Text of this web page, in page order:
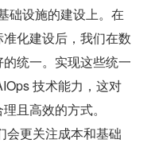
础设施的建设上。在
化建设后，我们在数
统一。实现这些统一
技术能力，这对
且高效的方式。
会更关注成本和基础